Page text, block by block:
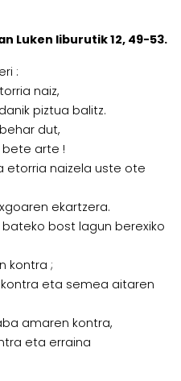
Luken liburutik 12, 49-53.
:
naiz,
piztua balitz.
dut,
bete arte !
etorria naizela uste ote
ekartzera.
bost lagun berexiko
kontra ;
eta semea aitaren
amaren kontra,
eta erraina